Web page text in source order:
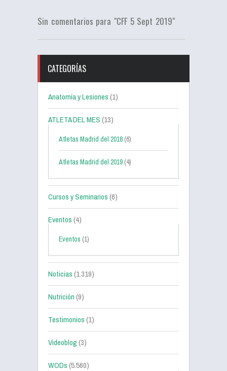
Sin comentarios para "CFF 5 Sept 2019"
CATEGORÍAS
Anatomía y Lesiones(1)
ATLETA DEL MES(13)
Atletas Madrid del 2018 (6)
Atletas Madrid del 2019 (4)
Cursos y Seminarios(6)
Eventos(4)
Eventos (1)
Noticias(1.319)
Nutrición(9)
Testimonios(1)
Videoblog(3)
WODs(5.560)